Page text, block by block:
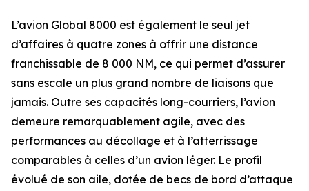
L’avion Global 8000 est également le seul jet
d’affaires à quatre zones à offrir une distance
franchissable de 8 000 NM, ce qui permet d’assurer
sans escale un plus grand nombre de liaisons que
jamais. Outre ses capacités long-courriers, l’avion
demeure remarquablement agile, avec des
performances au décollage et à l’atterrissage
comparables à celles d’un avion léger. Le profil
évolué de son aile, dotée de becs de bord d’attaque